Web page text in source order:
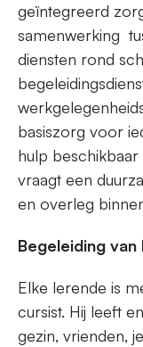
geïntegreerd
samenwerking
diensten rond
basiszorg voor
hulp
vraagt een
en overleg
Begeleiding van
Elke lerende is
cursist. Hij leeft
gezin, vrienden,